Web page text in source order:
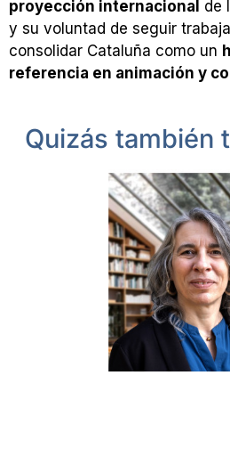
proyección internacional de
y su voluntad de seguir
consolidar Cataluña como un
referencia en animación y
Quizás también